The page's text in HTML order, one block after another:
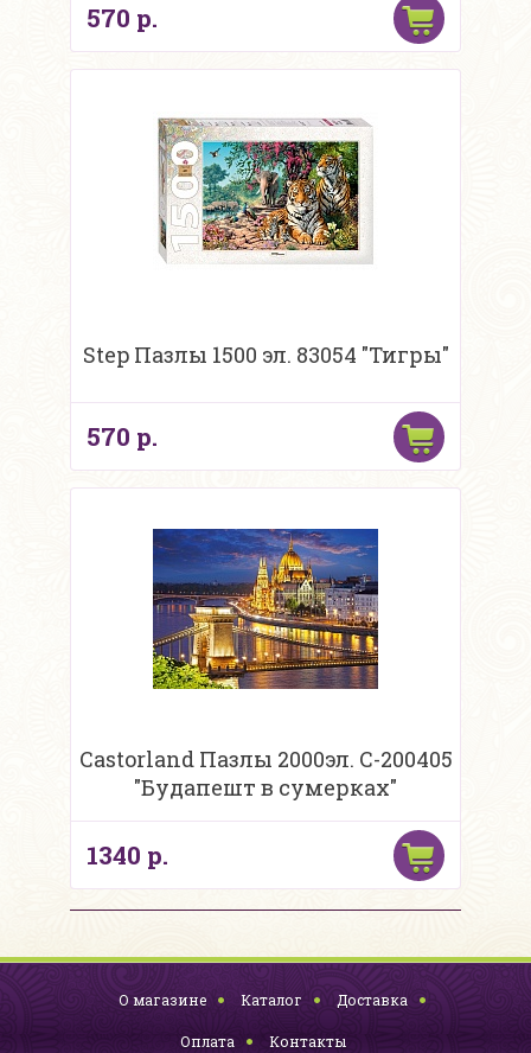
570 р.
Step Пазлы 1500 эл. 83054 "Тигры"
570 р.
Castorland Пазлы 2000эл. С-200405
"Будапешт в сумерках"
1340 р.
О магазине Каталог Доставка
Оплата Контакты